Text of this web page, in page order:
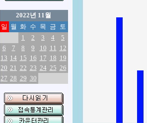
2022년 11월
일 월 화 수 목 금 토
1
2 3 4
5
6
7 8 9 10 11 12
13 14 15 16 17 18 19
20 21 22 23 24 25 26
27 28 29 30